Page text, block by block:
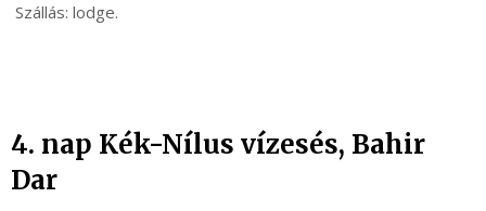
Szállás: lodge.
4. nap Kék-Nílus vízesés, Bahir
Dar